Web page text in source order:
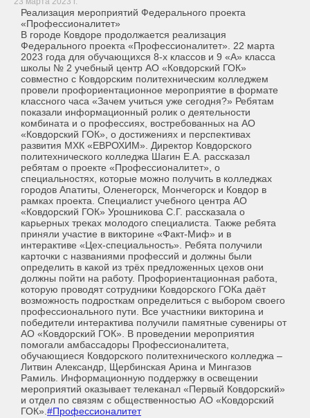
Реализация мероприятий Федерального проекта
«Профессионалитет»
В городе Ковдоре продолжается реализация
Федерального проекта «Профессионалитет». 22 марта
2023 года для обучающихся 8-х классов и 9 «А» класса
школы № 2 учебный центр АО «Ковдорский ГОК»
совместно с Ковдорским политехническим колледжем
провели профориентационное мероприятие в формате
классного часа «Зачем учиться уже сегодня?» Ребятам
показали информационный ролик о деятельности
комбината и о профессиях, востребованных на АО
«Ковдорский ГОК», о достижениях и перспективах
развития МХК «ЕВРОХИМ». Директор Ковдорского
политехнического колледжа Шагин Е.А. рассказал
ребятам о проекте «Профессионалитет», о
специальностях, которые можно получить в колледжах
городов Апатиты, Оленегорск, Мончегорск и Ковдор в
рамках проекта. Специалист учебного центра АО
«Ковдорский ГОК» Урошникова С.Г. рассказала о
карьерных треках молодого специалиста. Также ребята
приняли участие в викторине «Факт-Миф» и в
интерактиве «Цех-специальность». Ребята получили
карточки с названиями профессий и должны были
определить в какой из трёх предложенных цехов они
должны пойти на работу. Профориентационная работа,
которую проводят сотрудники Ковдорского ГОКа даёт
возможность подросткам определиться с выбором своего
профессионального пути. Все участники викторина и
победители интерактива получили памятные сувениры от
АО «Ковдорский ГОК». В проведении мероприятия
помогали амбассадоры Профессионалитета,
обучающиеся Ковдорского политехнического колледжа –
Литвин Александр, Щербинская Арина и Мингазов
Рамиль. Информационную поддержку в освещении
мероприятий оказывает телеканал «Первый Ковдорский»
и отдел по связям с общественностью АО «Ковдорский
ГОК».#Профессионалитет